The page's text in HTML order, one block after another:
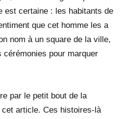
est certaine : les habitants de
que cet homme les a
nom à un square de la ville,
pour marquer
par le petit bout de la
cet article. Ces histoires-là